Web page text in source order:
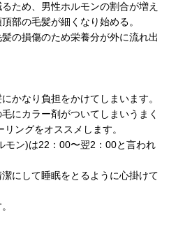
ため、男性ホルモンの割合が増え
部の毛髪が細くなり始める。
の損傷のため栄養分が外に流れ出
かなり負担をかけてしまいます。
にカラー剤がついてしまいうまく
ングをオススメします。
モン)は22：00〜翌2：00と言われ
にして睡眠をとるように心掛けて